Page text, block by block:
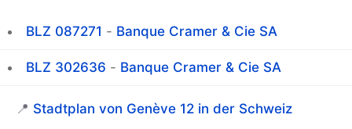
BLZ 087271 - Banque Cramer & Cie SA
BLZ 302636 - Banque Cramer & Cie SA
📍 Stadtplan von Genève 12 in der Schweiz